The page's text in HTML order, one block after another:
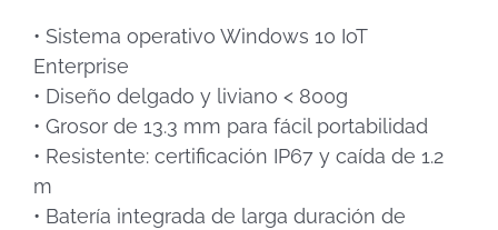
• Sistema operativo Windows 10 IoT
Enterprise
• Diseño delgado y liviano < 800g
• Grosor de 13.3 mm para fácil portabilidad
• Resistente: certificación IP67 y caída de 1.2
m
• Batería integrada de larga duración de